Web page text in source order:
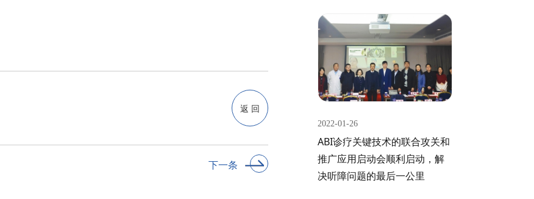
返 回
下一条
2022-01-26
ABI诊疗关键技术的联合攻关和
推广应用启动会顺利启动，解
决听障问题的最后一公里